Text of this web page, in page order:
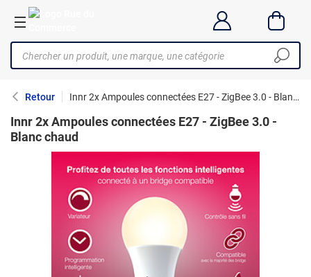
Retour Innr 2x Ampoules connectées E27 - ZigBee 3.0 - Blanc chaud
Innr 2x Ampoules connectées E27 - ZigBee 3.0 -
Blanc chaud